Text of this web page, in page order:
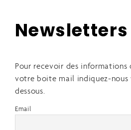
Newsletters
Pour recevoir des informations
votre boite mail indiquez-nous
dessous.
Email